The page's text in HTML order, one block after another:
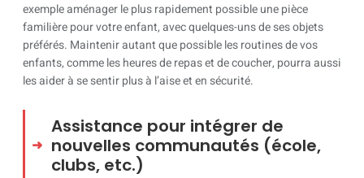
exemple aménager le plus rapidement possible une pièce
familière pour votre enfant, avec quelques-uns de ses objets
préférés. Maintenir autant que possible les routines de vos
enfants, comme les heures de repas et de coucher, pourra aussi
les aider à se sentir plus à l’aise et en sécurité.
Assistance pour intégrer de
nouvelles communautés (école,
clubs, etc.)